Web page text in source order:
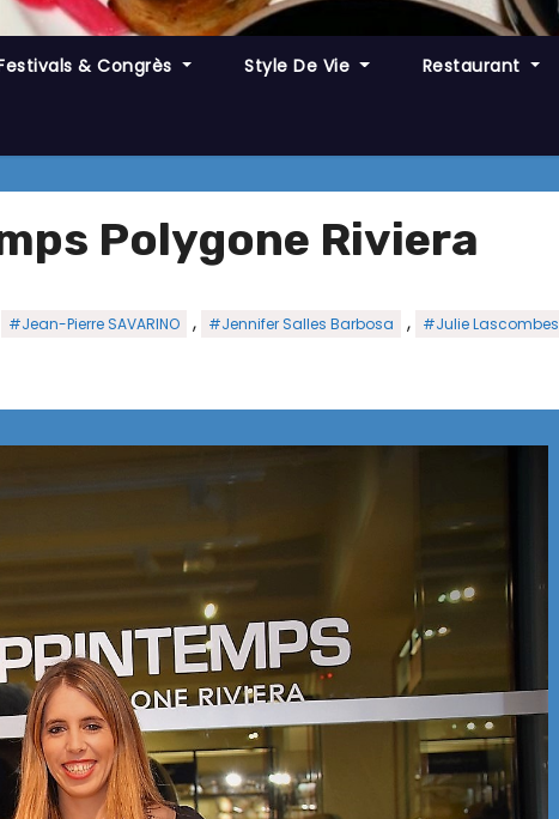
& Congrès Style De Vie Restaurant
Polygone Riviera
#Jean-Pierre SAVARINO , #Jennifer Salles Barbosa , #Julie Lascombes